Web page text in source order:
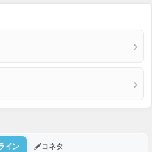
›
›
イン コネタ